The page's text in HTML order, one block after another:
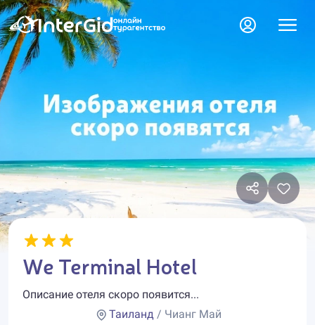
We Terminal Hotel
Описание отеля скоро появится...
Таиланд/ Чианг Май